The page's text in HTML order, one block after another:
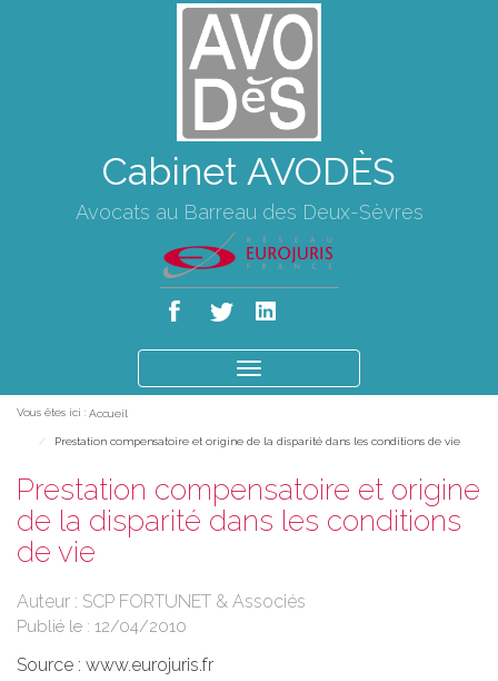
Cabinet AVODÈS
Avocats au Barreau des Deux-Sèvres
le
Vous êtes ici : Accueil
Prestation compensatoire et origine de la disparité dans les conditions de vie
Prestation compensatoire et origine
de la disparité dans les conditions
de vie
Auteur : SCP FORTUNET & Associés
Publié le : 12/04/2010
Source : www.eurojuris.fr